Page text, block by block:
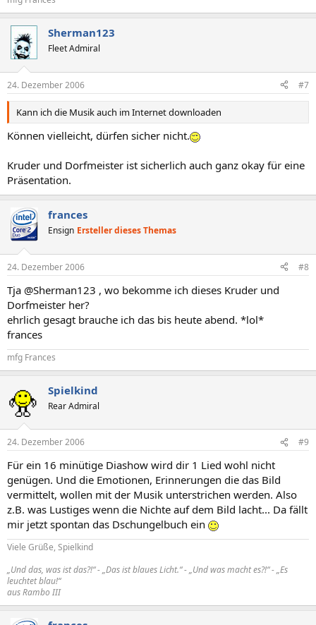
Sherman123
Fleet Admiral
24. Dezember 2006 #7
Kann ich die Musik auch im Internet downloaden
Können vielleicht, dürfen sicher nicht.
Kruder und Dorfmeister ist sicherlich auch ganz okay für eine
Präsentation.
frances
Ensign Ersteller dieses Themas
24. Dezember 2006 #8
Tja @Sherman123 , wo bekomme ich dieses Kruder und
Dorfmeister her?
ehrlich gesagt brauche ich das bis heute abend. *lol*
frances
mfg Frances
Spielkind
Rear Admiral
24. Dezember 2006 #9
Für ein 16 minütige Diashow wird dir 1 Lied wohl nicht
genügen. Und die Emotionen, Erinnerungen die das Bild
vermittelt, wollen mit der Musik unterstrichen werden. Also
z.B. was Lustiges wenn die Nichte auf dem Bild lacht... Da fällt
mir jetzt spontan das Dschungelbuch ein
Viele Grüße, Spielkind
„Und das, was ist das?!“ - „Das ist blaues Licht.“ - „Und was macht es?!“ - „Es
leuchtet blau!“
aus Rambo III